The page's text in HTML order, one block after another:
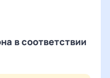
в соответствии